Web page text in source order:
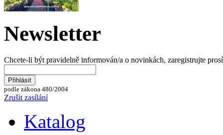
Newsletter
Chcete-li být pravidelně informován/a o novinkách, zaregistrujte
podle zákona 480/2004
Zrušit zasílání
Katalog